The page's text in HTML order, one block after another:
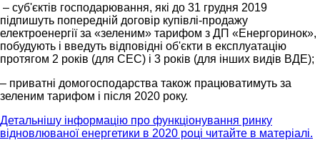
– суб'єктів господарювання, які до 31 грудня 2019
підпишуть попередній договір купівлі-продажу
електроенергії за «зеленим» тарифом з ДП «Енергоринок»,
побудують і введуть відповідні об'єкти в експлуатацію
протягом 2 років (для СЕС) і 3 років (для інших видів ВДЕ);
– приватні домогосподарства також працюватимуть за
зеленим тарифом і після 2020 року.
Детальнішу інформацію про функціонування ринку
відновлюваної енергетики в 2020 році читайте в матеріалі.